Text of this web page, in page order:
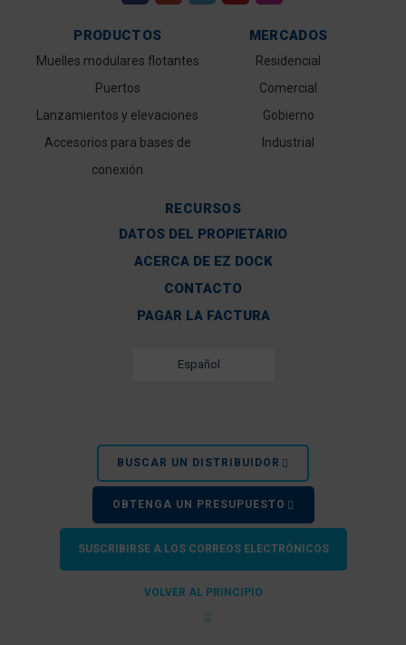
PRODUCTOS
Muelles modulares flotantes
Puertos
Lanzamientos y elevaciones
Accesorios para bases de
conexión
MERCADOS
Residencial
Comercial
Gobierno
Industrial
RECURSOS
DATOS DEL PROPIETARIO
ACERCA DE EZ DOCK
CONTACTO
PAGAR LA FACTURA
Español
BUSCAR UN DISTRIBUIDOR
OBTENGA UN PRESUPUESTO
SUSCRIBIRSE A LOS CORREOS ELECTRÓNICOS
VOLVER AL PRINCIPIO